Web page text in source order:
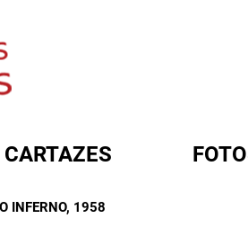
CARTAZES
INFERNO, 1958
DE BUSCA